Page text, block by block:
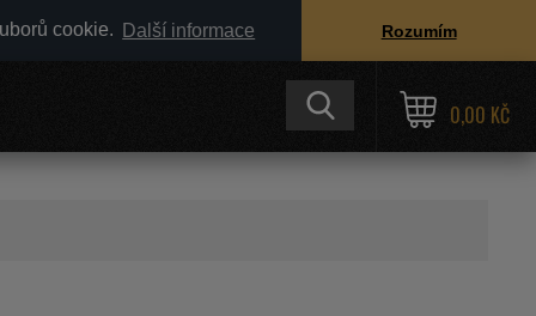
cookie. Další informace Rozumím
0,00 KČ